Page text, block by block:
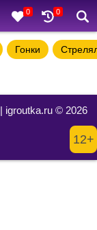
0 0
Гонки
| igroutka.ru © 2026
12+